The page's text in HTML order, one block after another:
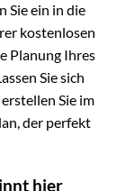
Sie ein in die
kostenlosen
Planung Ihres
Sie sich
Sie im
der perfekt
hier